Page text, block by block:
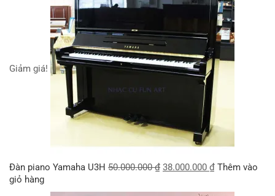
Giảm giá!
Đàn piano Yamaha U3H 50.000.000₫ 38.000.000 ₫ Thêm vào
giỏ hàng